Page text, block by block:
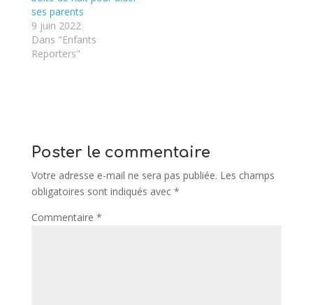
ses parents
9 juin 2022
Dans "Enfants
Reporters"
Poster le commentaire
Votre adresse e-mail ne sera pas publiée. Les champs
obligatoires sont indiqués avec *
Commentaire *